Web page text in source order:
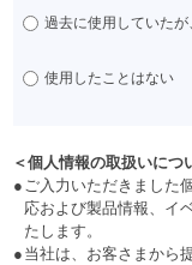
過去に使用していた
使用したことはない
＜個人情報の取扱いにつ
● ご入力いただきました
応および製品情報、イ
たします。
● 当社は、お客さまから